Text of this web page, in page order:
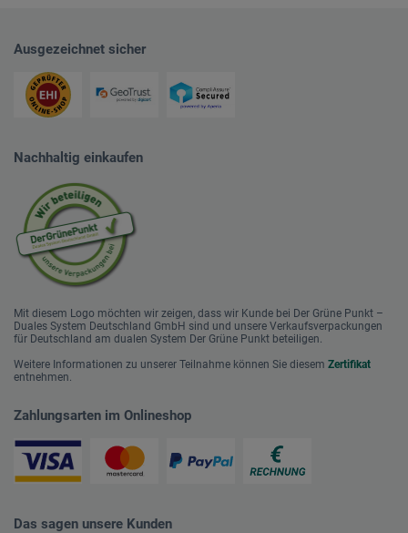
Ausgezeichnet sicher
Nachhaltig einkaufen
Mit diesem Logo möchten wir zeigen, dass wir Kunde bei Der Grüne Punkt –
Duales System Deutschland GmbH sind und unsere Verkaufsverpackungen
für Deutschland am dualen System Der Grüne Punkt beteiligen.
Weitere Informationen zu unserer Teilnahme können Sie diesem Zertifikat
entnehmen.
Zahlungsarten im Onlineshop
Das sagen unsere Kunden